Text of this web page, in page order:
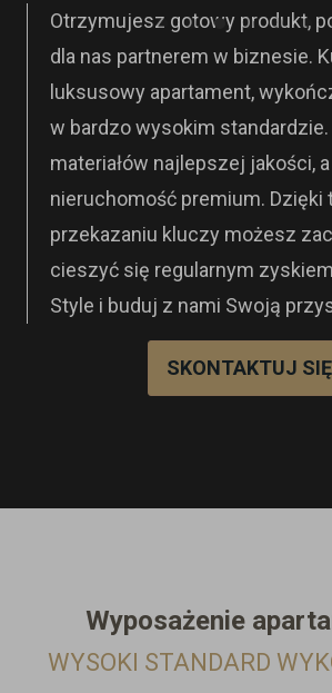
Otrzymujesz gotowy produkt,
dla nas partnerem w biznesie.
luksusowy apartament,
w bardzo wysokim
materiałów najlepszej jakości,
nieruchomość premium. Dzięki
przekazaniu kluczy możesz
cieszyć się regularnym
Style i buduj z nami Swoją
SKONTAKTUJ SIĘ
Wyposażenie
WYSOKI STANDARD